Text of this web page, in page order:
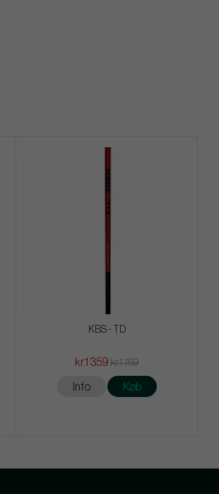
KBS - TD
kr.1 359 kr.1 769
Info Køb